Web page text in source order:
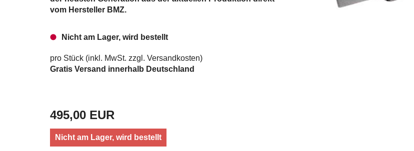
vom Hersteller BMZ.
Nicht am Lager, wird bestellt
pro Stück (inkl. MwSt. zzgl. Versandkosten)
Gratis Versand innerhalb Deutschland
495,00 EUR
Nicht am Lager, wird bestellt